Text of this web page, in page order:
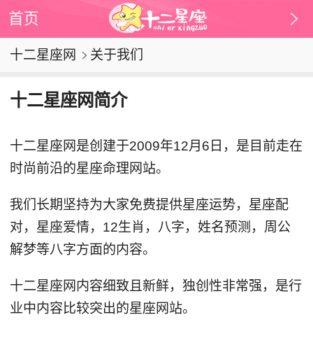
首页
十二星座网 关于我们
十二星座网简介
十二星座网是创建于2009年12月6日，是目前走在
时尚前沿的星座命理网站。
我们长期坚持为大家免费提供星座运势，星座配
对，星座爱情，12生肖，八字，姓名预测，周公
解梦等八字方面的内容。
十二星座网内容细致且新鲜，独创性非常强，是行
业中内容比较突出的星座网站。